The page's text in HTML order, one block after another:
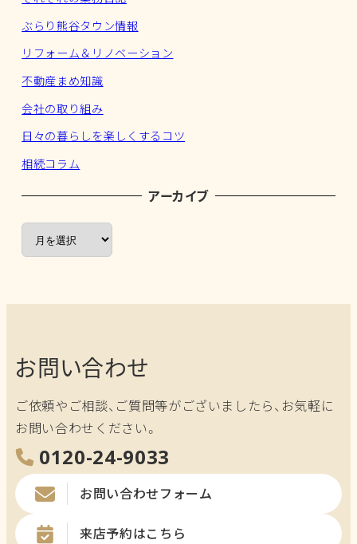
ぶらり熊谷タウン情報
リフォーム＆リノベーション
不動産まめ知識
会社の取り組み
日々の暮らしを楽しくするコツ
相続コラム
アーカイブ
ー
お問い合わせ
ご依頼やご相談、ご質問等がございましたら、お気軽に
お問い合わせください。
0120-24-9033
お問い合わせフォーム
来店予約はこちら